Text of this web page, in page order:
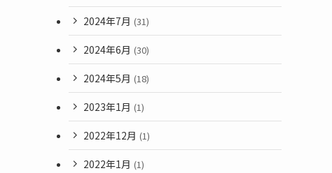
2024年7月 (31)
2024年6月 (30)
2024年5月 (18)
2023年1月 (1)
2022年12月 (1)
2022年1月 (1)